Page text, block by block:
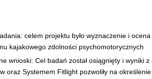
celem projektu było wyznaczenie i
kajakowego zdolności psychomotorycznych
wnioski: Cel badań został osiągnięty i wyniki
oraz Systemem Fitlight pozwoliły na